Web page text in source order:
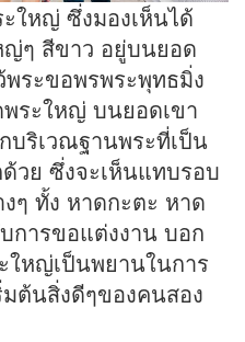
ใหญ่ ซึ่งมองเห็นได้
ญ่ๆ สีขาว อยู่บนยอด
พระขอพรพระพุทธมิ่ง
ระใหญ่ บนยอดเขา
บริเวณฐานพระที่เป็น
วย ซึ่งจะเห็นแทบรอบ
งๆ ทั้ง หาดกะตะ หาด
การขอแต่งงาน บอก
ใหญ่เป็นพยานในการ
ต้นสิ่งดีๆของคนสอง